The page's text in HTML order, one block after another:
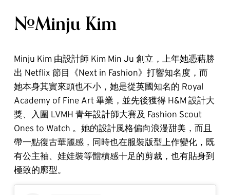
#Minju Kim
Minju Kim 由設計師 Kim Min Ju 創立，上年她憑藉勝
出 Netflix 節目《Next in Fashion》打響知名度，而
她本身其實來頭也不小，她是從英國知名的 Royal
Academy of Fine Art 畢業，並先後獲得 H&M 設計大
獎、入圍 LVMH 青年設計師大賽及 Fashion Scout
Ones to Watch 。她的設計風格偏向浪漫甜美，而且
帶一點復古華麗感，同時也在服裝版型上作變化，既
有公主袖、娃娃裝等體積感十足的剪裁，也有貼身到
極致的廓型。